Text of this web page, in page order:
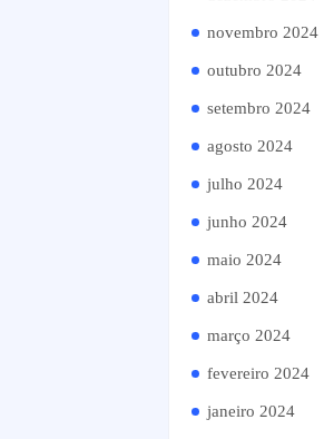
novembro 2024
outubro 2024
setembro 2024
agosto 2024
julho 2024
junho 2024
maio 2024
abril 2024
março 2024
fevereiro 2024
janeiro 2024